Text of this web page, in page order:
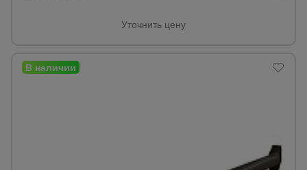
Уточнить цену